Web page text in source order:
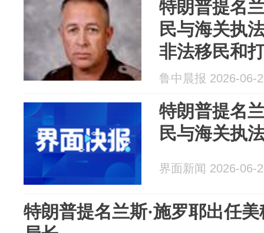
特朗普提名
民与海关执
非法移民和
经验
鲁中晨报 2026-06-
特朗普提名
民与海关执
界面新闻 2026-06-
特朗普提名兰斯·施罗耶出任